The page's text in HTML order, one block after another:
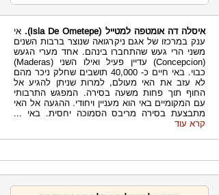
איסלה דה אומטפה למטייל (Isla De Ometepe).
אי
ענק במרכזו של אגם ניקרגואה שנוצר ברבות השנים
משני הרי געש שהתחברו בינהם. אחד מערי הגעש
(Concepcion) עדיין פעיל ואילו השני (Maderas)
כבוי. באי חיים כ- 40,000 תושבים שחלק ניכר מהם
לא עזב את האי מעולם, למרות שניתן להגיע אל
החוף תוך פחות משעה בסירה. המפגש התרבותי
עם המקומיים באי הוא מעניין ויחודי. ההגעה אל האי
מתבצעת בסירה מריבס הסמוכה יחסית. באי ...
קרא עוד